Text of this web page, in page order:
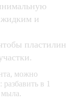
жидким и
пластилин
можно
в 1
мыла.